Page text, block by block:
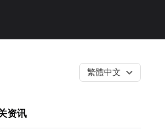
繁體中文
资讯